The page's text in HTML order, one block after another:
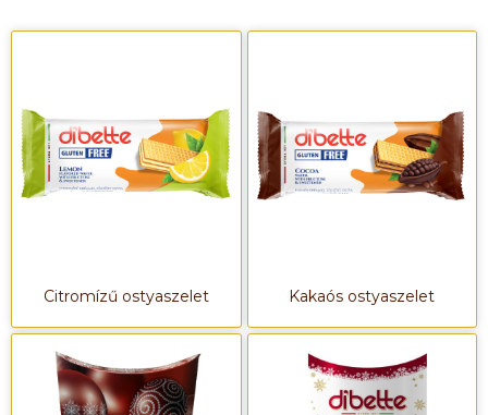
Citromízű ostyaszelet Kakaós ostyaszelet